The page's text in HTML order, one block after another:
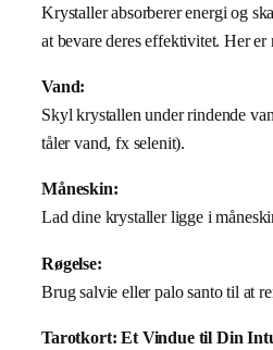
Krystaller absorberer energi og
at bevare deres effektivitet. Her er
Vand:
Skyl krystallen under rindende
tåler vand, fx selenit).
Måneskin:
Lad dine krystaller ligge i
Røgelse:
Brug salvie eller palo santo til at
Tarotkort: Et Vindue til Din